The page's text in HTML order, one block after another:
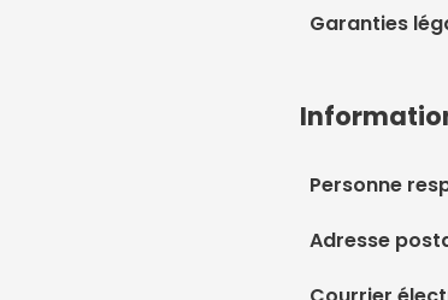
Garanties
Personne
Adresse